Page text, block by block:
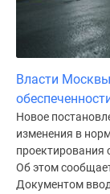
Власти
Новое
изменения в
проектирования
Об этом
Документом